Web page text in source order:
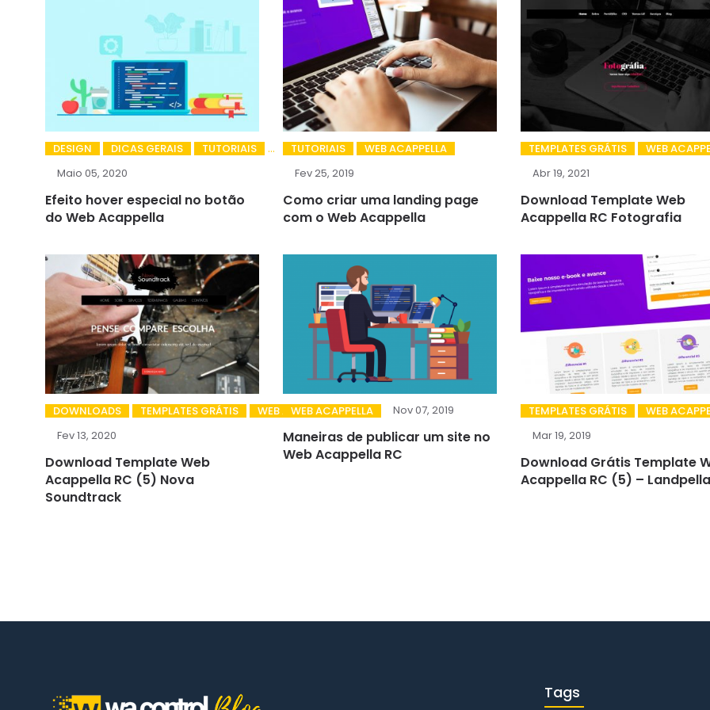
DESIGN DICAS GERAIS
TUTORIAIS
Maio 05, 2020
Efeito hover especial no botão
do Web Acappella
TUTORIAIS
WEB ACAPPELLA
Fev 25, 2019
Como criar uma landing page
com o Web Acappella
TEMPLATES GRÁTIS
WEB
Abr 19, 2021
Download Template Web
Acappella RC Fotografia
DOWNLOADS TEMPLATES GRÁTIS
WEB ACAPPELLA
Fev 13, 2020
Download Template Web
Acappella RC (5) Nova
Soundtrack
WEB ACAPPELLA Nov 07, 2019
Maneiras de publicar um site no
Web Acappella RC
TEMPLATES GRÁTIS
WEB
Mar 19, 2019
Download Grátis Template
Acappella RC (5) – Landpella
Tags